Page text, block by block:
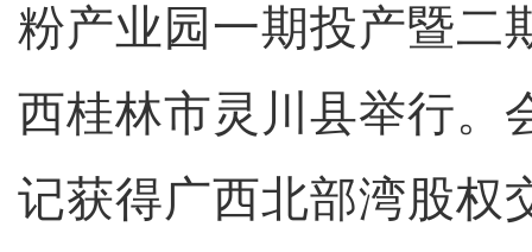
粉产业园一期投产暨二
西桂林市灵川县举行。
记获得广西北部湾股权